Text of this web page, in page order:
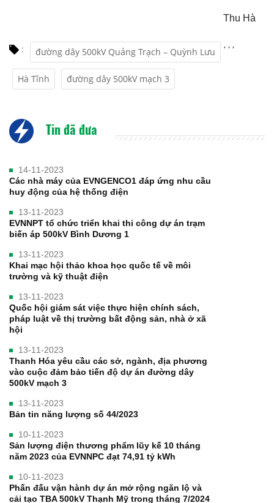
Thu Hà
: đường dây 500kV Quảng Trạch – Quỳnh Lưu
,
Hà Tĩnh
,
đường dây 500kV mạch 3
,
Tin đã đưa
14-11-2023
Các nhà máy của EVNGENCO1 đáp ứng nhu cầu
huy động của hệ thống điện
13-11-2023
EVNNPT tổ chức triển khai thi công dự án trạm
biến áp 500kV Bình Dương 1
13-11-2023
Khai mạc hội thảo khoa học quốc tế về môi
trường và kỹ thuật điện
13-11-2023
Quốc hội giám sát việc thực hiện chính sách,
pháp luật về thị trường bất động sản, nhà ở xã
hội
13-11-2023
Thanh Hóa yêu cầu các sở, ngành, địa phương
vào cuộc đảm bảo tiến độ dự án đường dây
500kV mạch 3
13-11-2023
Bản tin năng lượng số 44/2023
10-11-2023
Sản lượng điện thương phẩm lũy kế 10 tháng
năm 2023 của EVNNPC đạt 74,91 tỷ kWh
10-11-2023
Phấn đấu vận hành dự án mở rộng ngăn lộ và
cải tạo TBA 500kV Thạnh Mỹ trong tháng 7/2024